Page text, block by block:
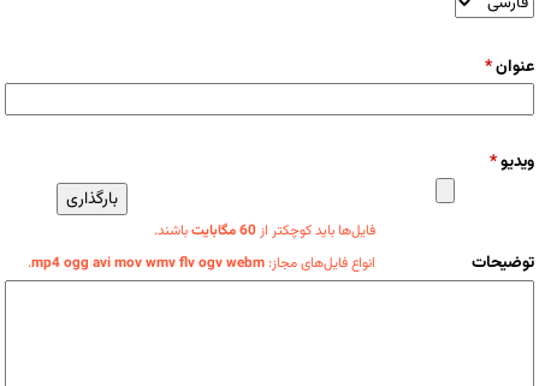
عنوان*
ویدیو*
فایل‌ها باید کوچکتر از60 مگابایت
باشند.
انواع فایل‌های مجاز:mp4 ogg avi mov wmv flv ogv webm
. توضیحات